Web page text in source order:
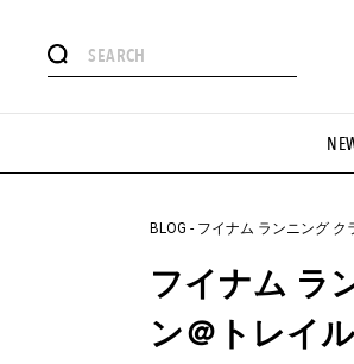
#憧れの逸品
#HANDSOME
BLOG - フイナム ランニング
フイナム ラ
ン＠トレイ